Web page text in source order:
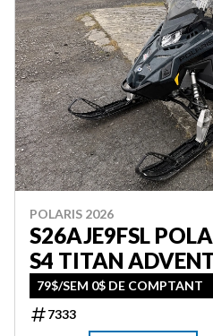
POLARIS 2026
S26AJE9FSL
S4 TITAN
79$/SEM 0$ DE COMPTANT
7333